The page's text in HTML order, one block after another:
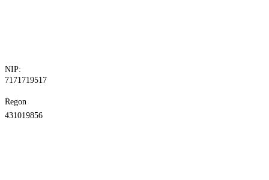
NIP:
7171719517
Regon
431019856